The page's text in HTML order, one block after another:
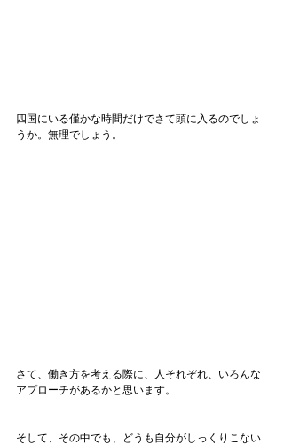
四国にいる僅かな時間だけでさて頭に入るのでしょ
うか。無理でしょう。
さて、働き方を考える際に、人それぞれ、いろんな
アプローチがあるかと思います。
そして、その中でも、どうも自分がしっくりこない